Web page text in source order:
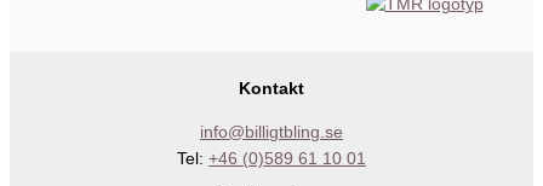
Kontakt
info@billigtbling.se
Tel: +46 (0)589 61 10 01